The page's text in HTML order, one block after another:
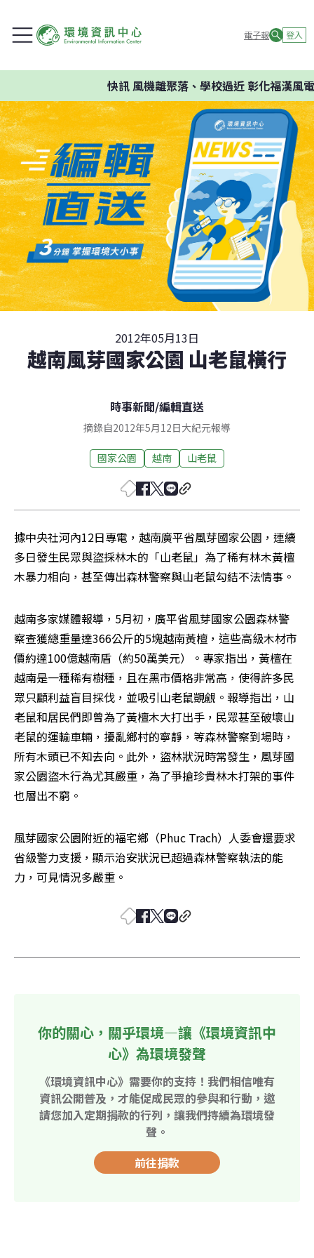
電子報 登入
快訊風機離聚落、學校過近 彰化福漢風電
2012年05月13日
越南風芽國家公園 山老鼠橫行
時事新聞/編輯直送
摘錄自2012年5月12日大紀元報導
國家公園 越南 山老鼠
據中央社河內12日專電，越南廣平省風芽國家公園，連續
多日發生民眾與盜採林木的「山老鼠」為了稀有林木黃檀
木暴力相向，甚至傳出森林警察與山老鼠勾結不法情事。
越南多家媒體報導，5月初，廣平省風芽國家公園森林警
察查獲總重量達366公斤的5塊越南黃檀，這些高級木材市
價約達100億越南盾（約50萬美元）。專家指出，黃檀在
越南是一種稀有樹種，且在黑市價格非常高，使得許多民
眾只顧利益盲目採伐，並吸引山老鼠覬覦。報導指出，山
老鼠和居民們即曾為了黃檀木大打出手，民眾甚至破壞山
老鼠的運輸車輛，擾亂鄉村的寧靜，等森林警察到場時，
所有木頭已不知去向。此外，盜林狀況時常發生，風芽國
家公園盜木行為尤其嚴重，為了爭搶珍貴林木打架的事件
也層出不窮。
風芽國家公園附近的福宅鄉（Phuc Trach）人委會還要求
省級警力支援，顯示治安狀況已超過森林警察執法的能
力，可見情況多嚴重。
你的關心，關乎環境—讓《環境資訊中
心》為環境發聲
《環境資訊中心》需要你的支持！我們相信唯有
資訊公開普及，才能促成民眾的參與和行動，邀
請您加入定期捐款的行列，讓我們持續為環境發
聲。
前往捐款